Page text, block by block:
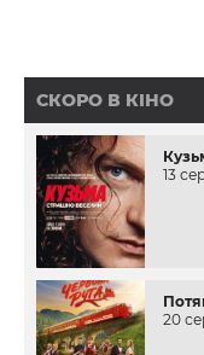
СКОРО В КІНО
13
20